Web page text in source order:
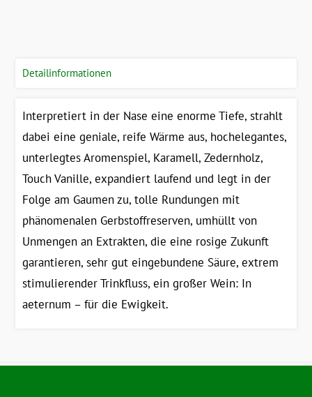
Detailinformationen
Interpretiert in der Nase eine enorme Tiefe, strahlt
dabei eine geniale, reife Wärme aus, hochelegantes,
unterlegtes Aromenspiel, Karamell, Zedernholz,
Touch Vanille, expandiert laufend und legt in der
Folge am Gaumen zu, tolle Rundungen mit
phänomenalen Gerbstoffreserven, umhüllt von
Unmengen an Extrakten, die eine rosige Zukunft
garantieren, sehr gut eingebundene Säure, extrem
stimulierender Trinkfluss, ein großer Wein: In
aeternum – für die Ewigkeit.